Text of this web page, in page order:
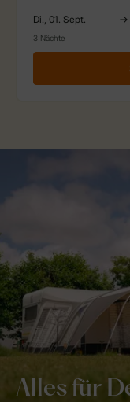
Alles für